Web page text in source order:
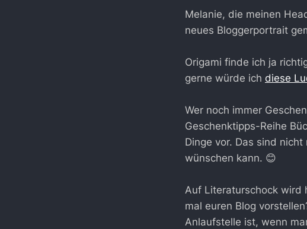
Melanie, die meinen
neues Bloggerportrait
Origami finde ich ja
gerne würde ich diese
Wer noch immer
Geschenktipps-Reihe
Dinge vor. Das sind
wünschen kann. 😊
Auf Literaturschock wird
mal euren Blog
Anlaufstelle ist, wenn